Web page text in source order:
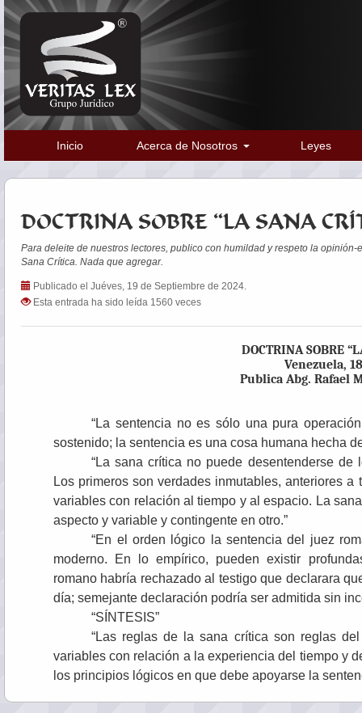
Inicio Acerca de Nosotros Leyes
DOCTRINA SOBRE “LA SANA
Para deleite de nuestros lectores, publico con humildad y respeto la
Sana Crítica. Nada que agregar.
Publicado el Juéves, 19 de Septiembre de 2024.
Esta entrada ha sido leída 1560 veces
DOCTRINA SOBRE
Venezuela,
Publica Abg. Rafael
“La sentencia no es sólo una pura
sostenido; la sentencia es una cosa humana hecha
“La sana crítica no puede desentenderse
Los primeros son verdades inmutables, anteriores
variables con relación al tiempo y al espacio. La
aspecto y variable y contingente en otro.”
“En el orden lógico la sentencia del juez
moderno. En lo empírico, pueden existir
romano habría rechazado al testigo que declarara
día; semejante declaración podría ser admitida sin
“SÍNTESIS”
“Las reglas de la sana crítica son reglas
variables con relación a la experiencia del tiempo y
los principios lógicos en que debe apoyarse la